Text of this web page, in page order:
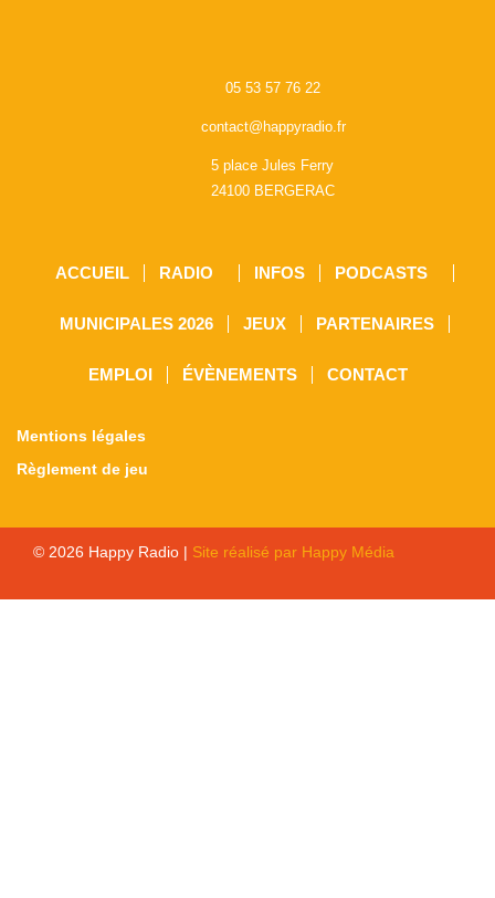
05 53 57 76 22
contact@happyradio.fr
5 place Jules Ferry
24100 BERGERAC
ACCUEIL RADIO INFOS PODCASTS
MUNICIPALES 2026 JEUX PARTENAIRES
EMPLOI ÉVÈNEMENTS CONTACT
Mentions légales
Règlement de jeu
© 2026 Happy Radio | Site réalisé par Happy Média